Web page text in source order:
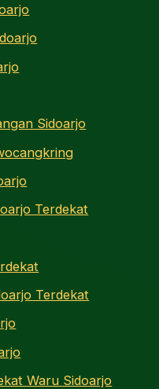
Sidoarjo
Terdekat
Terdekat
Waru Sidoarjo